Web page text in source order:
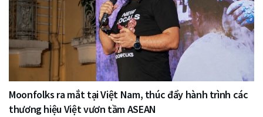
Moonfolks ra mắt tại Việt Nam, thúc đẩy hành trình các
thương hiệu Việt vươn tầm ASEAN